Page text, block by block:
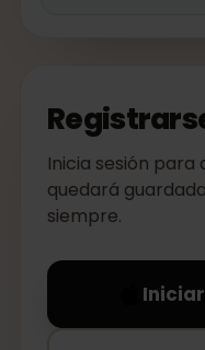
Inicia sesión para
quedará
siempre.